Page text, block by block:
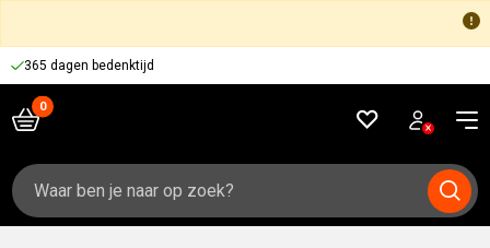
365 dagen bedenktijd
Zoeken
naar: